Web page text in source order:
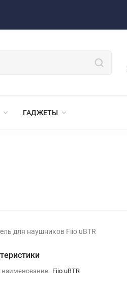
ГАДЖЕТЫ
для наушников Fiio uBTR
наименование: Fiio uBTR